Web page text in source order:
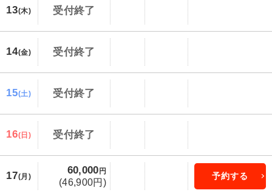
13(木) 受付終了
14(金) 受付終了
15(土) 受付終了
16(日) 受付終了
17(月)
60,000 円
(46,900円)
予約する